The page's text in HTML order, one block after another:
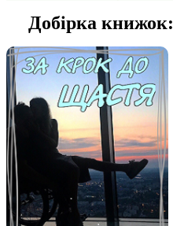
Добірка книжок: